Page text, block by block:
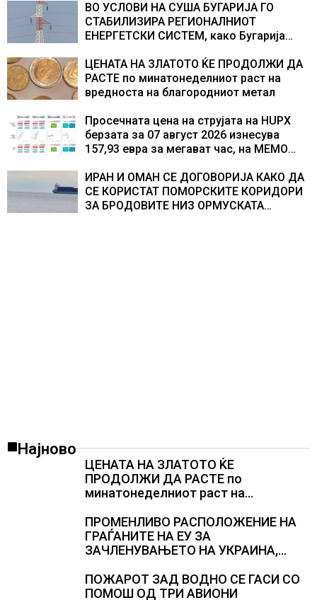
центри за податоци
ВО УСЛОВИ НА СУША БУГАРИЈА ГО
СТАБИЛИЗИРА РЕГИОНАЛНИОТ
ЕНЕРГЕТСКИ СИСТЕМ, како Бугарија
складирање на енергија од батерии
ЦЕНАТА НА ЗЛАТОТО ЌЕ ПРОДОЛЖИ ДА
РАСТЕ по минатонеделниот раст на
вредноста на благородниот метал
Просечната цена на струјата на HUPX
берзата за 07 август 2026 изнесува
157,93 евра за мегават час, на МЕМО
ИРАН И ОМАН СЕ ДОГОВОРИЈА КАКО ДА
СЕ КОРИСТАТ ПОМОРСКИТЕ КОРИДОРИ
ЗА БРОДОВИТЕ НИЗ ОРМУСКАТА
Најново
ЦЕНАТА НА ЗЛАТОТО ЌЕ
ПРОДОЛЖИ ДА РАСТЕ по
минатонеделниот раст на
ПРОМЕНЛИВО РАСПОЛОЖЕНИЕ НА
ГРАЃАНИТЕ НА ЕУ ЗА
ЗАЧЛЕНУВАЊЕТО НА УКРАИНА,
Полска, Франција и Германија
ПОЖАРОТ ЗАД ВОДНО СЕ ГАСИ СО
ПОМОШ ОД ТРИ АВИОНИ